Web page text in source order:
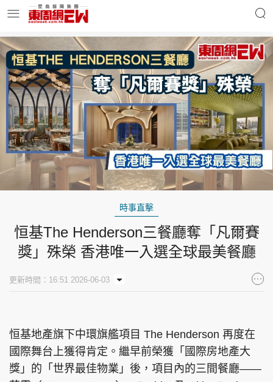
明星名人 時事財經
東周Ladies 優享生活
東周食玩通 會員活動
玄學靈異 東周專欄
東周刊 cazbuyer 東Touch
時事直擊
恒基The Henderson三餐廳奪「凡爾賽
獎」殊榮 香港唯一入選全球最美餐廳
更新時間：16:51 2026-06-03
恒基地產旗下中環旗艦項目 The Henderson 再度在
國際舞台上獲得肯定。繼早前榮獲「國際房地產大
獎」的「世界最佳物業」後，項目內的三間餐廳——